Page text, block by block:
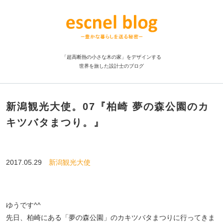
「超高断熱の小さな木の家」をデザインする
世界を旅した設計士のブログ
新潟観光大使。07『柏崎 夢の森公園のカ
キツバタまつり。』
2017.05.29 新潟観光大使
ゆうです^^
先日、柏崎にある「夢の森公園」のカキツバタまつりに行ってきま